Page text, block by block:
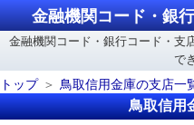
金融機関コード・銀
金融機関コード・銀行コード・支
で
トップ
鳥取信用金庫の支店一
鳥取信用